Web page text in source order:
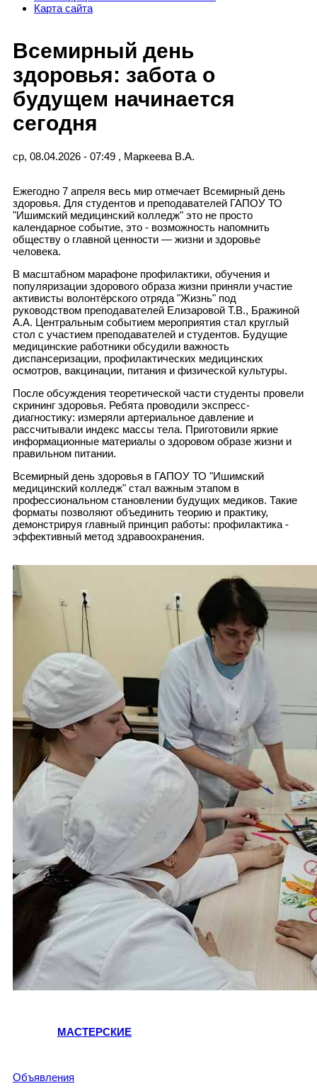
Карта сайта
Всемирный день
здоровья: забота о
будущем начинается
сегодня
ср, 08.04.2026 - 07:49 , Маркеева В.А.
Ежегодно 7 апреля весь мир отмечает Всемирный день
здоровья. Для студентов и преподавателей ГАПОУ ТО
"Ишимский медицинский колледж" это не просто
календарное событие, это - возможность напомнить
обществу о главной ценности — жизни и здоровье
человека.
В масштабном марафоне профилактики, обучения и
популяризации здорового образа жизни приняли участие
активисты волонтёрского отряда "Жизнь" под
руководством преподавателей Елизаровой Т.В., Бражиной
А.А. Центральным событием мероприятия стал круглый
стол с участием преподавателей и студентов. Будущие
медицинские работники обсудили важность
диспансеризации, профилактических медицинских
осмотров, вакцинации, питания и физической культуры.
После обсуждения теоретической части студенты провели
скрининг здоровья. Ребята проводили экспресс-
диагностику: измеряли артериальное давление и
рассчитывали индекс массы тела. Приготовили яркие
информационные материалы о здоровом образе жизни и
правильном питании.
Всемирный день здоровья в ГАПОУ ТО "Ишимский
медицинский колледж" стал важным этапом в
профессиональном становлении будущих медиков. Такие
форматы позволяют объединить теорию и практику,
демонстрируя главный принцип работы: профилактика -
эффективный метод здравоохранения.
МАСТЕРСКИЕ
Объявления